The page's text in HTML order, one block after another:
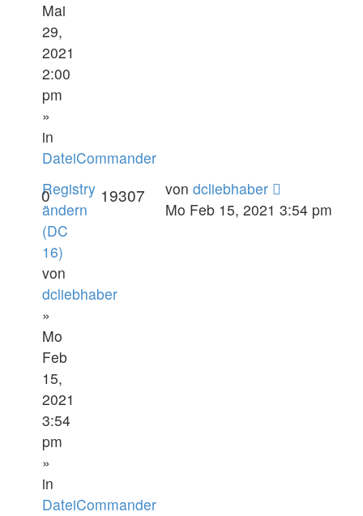
Mai
29,
2021
2:00
pm
»
in
DateiCommander
Registry
ändern
(DC
16)
von
dcliebhaber
»
Mo
Feb
15,
2021
3:54
pm
»
in
DateiCommander
0 19307 von dcliebhaber
Mo Feb 15, 2021 3:54 pm